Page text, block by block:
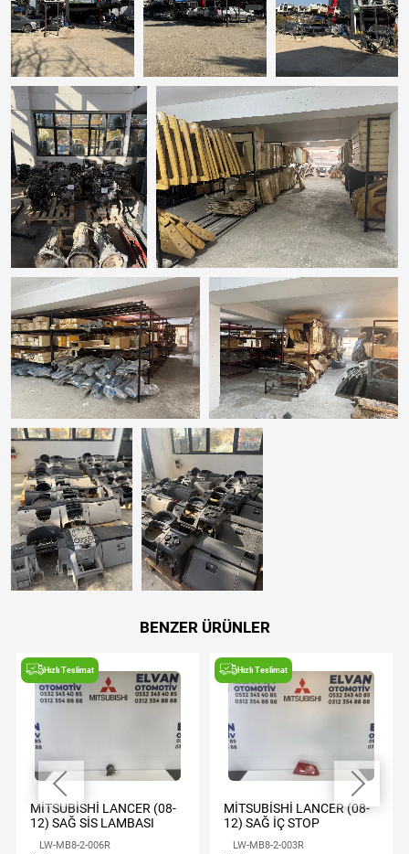
BENZER ÜRÜNLER
Hızlı Teslimat
MİTSUBİSHİ LANCER (08-
12) SAĞ SİS LAMBASI
LW-MB8-2-006R
Hızlı Teslimat
MİTSUBİSHİ LANCER (08-
12) SAĞ İÇ STOP
LW-MB8-2-003R